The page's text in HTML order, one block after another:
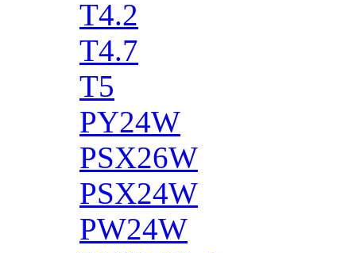
T4.2
T4.7
T5
PY24W
PSX26W
PSX24W
PW24W